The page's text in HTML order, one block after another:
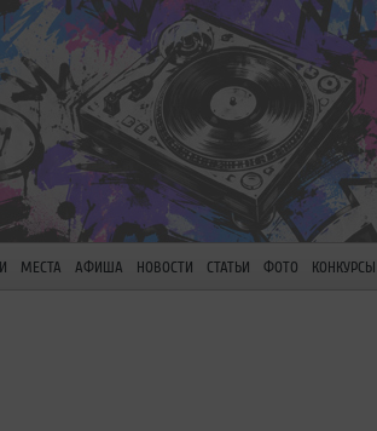
МЕСТА АФИША НОВОСТИ СТАТЬИ ФОТО КОНКУРСЫ